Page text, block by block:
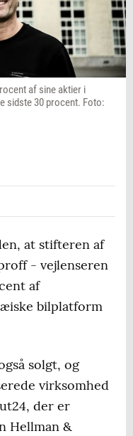
af sine aktier i
sidste 30 procent. Foto:
at stifteren af
- vejlenseren
af
bilplatform
solgt, og
virksomhed
der er
Hellman &